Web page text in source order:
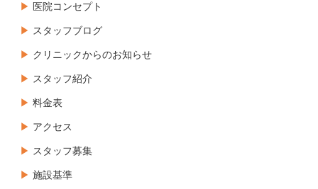
医院コンセプト
スタッフブログ
クリニックからのお知らせ
スタッフ紹介
料金表
アクセス
スタッフ募集
施設基準